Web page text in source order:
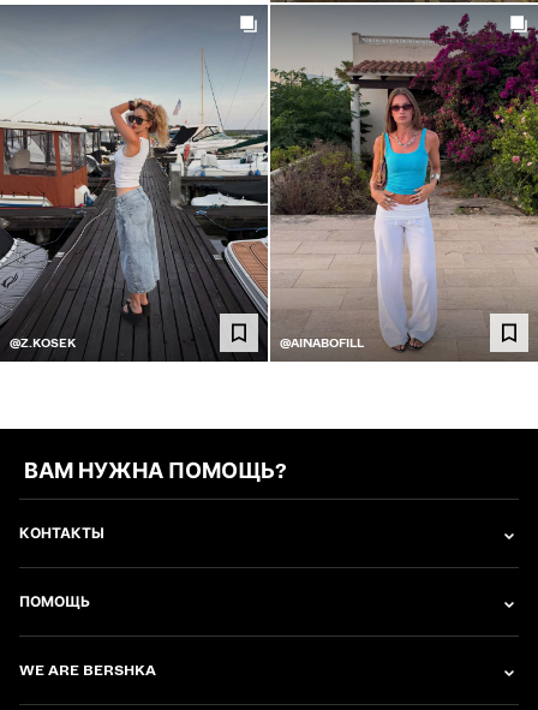
@Z.KOSEK @AINABOFILL
ВАМ НУЖНА ПОМОЩЬ?
КОНТАКТЫ
ПОМОЩЬ
WE ARE BERSHKA